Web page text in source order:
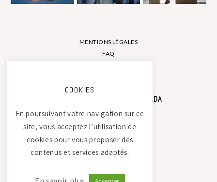
STUDIO PHOTO CAMILLE SAADA
Atelier Tierdam
121 La Baumondière
44240 Sucé-sur-Erdre
MENTIONS LÉGALES
FAQ
COOKIES
En poursuivant votre navigation sur ce
site, vous acceptez l’utilisation de
cookies pour vous proposer des
contenus et services adaptés.